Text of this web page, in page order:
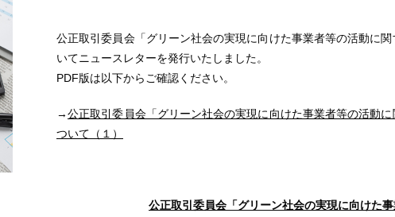
公正取引委員会「グリーン社会の実現に向けた事業者等の活動に
いてニュースレターを発行いたしました。
PDF版は以下からご確認ください。
→公正取引委員会「グリーン社会の実現に向けた事業者等の活動
ついて（１）
公正取引委員会「グリーン社会の実現に向けた